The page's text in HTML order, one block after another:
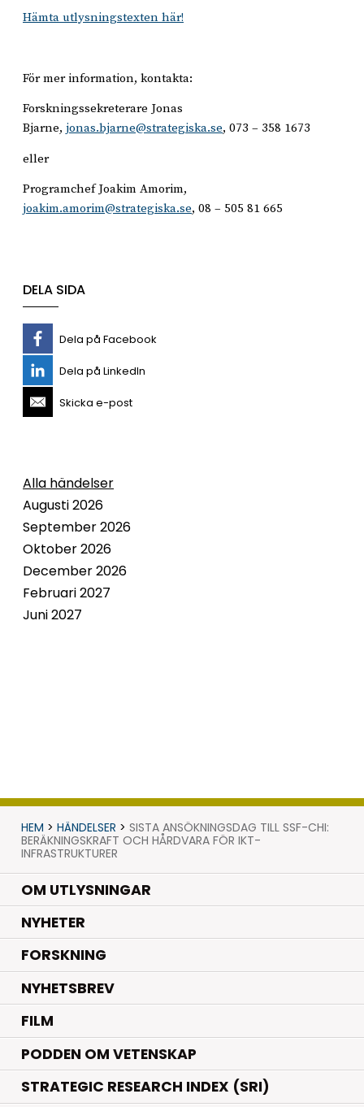
Hämta utlysningstexten här!
För mer information, kontakta:
Forskningssekreterare Jonas
Bjarne, jonas.bjarne@strategiska.se, 073 – 358 1673
eller
Programchef Joakim Amorim,
joakim.amorim@strategiska.se, 08 – 505 81 665
DELA SIDA
Dela på Facebook
Dela på LinkedIn
Skicka e-post
Alla händelser
Augusti 2026
September 2026
Oktober 2026
December 2026
Februari 2027
Juni 2027
HEM > HÄNDELSER > SISTA ANSÖKNINGSDAG TILL SSF-CHI:
BERÄKNINGSKRAFT OCH HÅRDVARA FÖR IKT-
INFRASTRUKTURER
OM UTLYSNINGAR
NYHETER.
FORSKNING.
NYHETSBREV
FILM
PODDEN OM VETENSKAP
STRATEGIC RESEARCH INDEX (SRI)